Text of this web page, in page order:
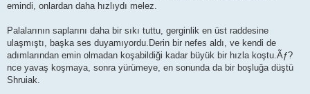
emindi, onlardan daha hızlıydı melez.
Palalarının saplarını daha bir sıkı tuttu, gerginlik en üst raddesine
ulaşmıştı, başka ses duyamıyordu.Derin bir nefes aldı, ve kendi de
adımlarından emin olmadan koşabildiği kadar büyük bir hızla koştu.Ãƒ?
nce yavaş koşmaya, sonra yürümeye, en sonunda da bir boşluğa düştü
Shruiak.